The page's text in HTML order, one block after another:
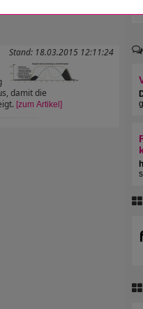
Stand: 18.03.2015 12:11:24
damit die
[zum Artikel]